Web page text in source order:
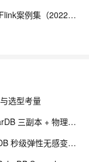
【藏经阁一起读（27）】本周推荐《Apache Flink案例集（2022版）》，你有哪些心得？
选型考量
云数据库 RPO=0 是怎么做到的？阿里云 PolarDB 三副本 + 物理复制解析
数据库在线扩容业务受影响吗？阿里云 PolarDB 秒级弹性无感变配解析